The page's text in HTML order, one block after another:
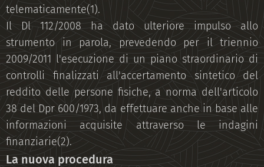
telematicamente(1).
Il Dl 112/2008 ha dato ulteriore impulso allo
strumento in parola, prevedendo per il triennio
2009/2011 l'esecuzione di un piano straordinario di
controlli finalizzati all'accertamento sintetico del
reddito delle persone fisiche, a norma dell'articolo
38 del Dpr 600/1973, da effettuare anche in base alle
informazioni acquisite attraverso le indagini
finanziarie(2).
La nuova procedura